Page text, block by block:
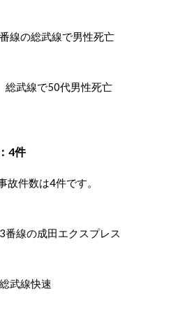
の総武線で男性死亡
武線で50代男性死亡
4件
件数は4件です。
線の成田エクスプレス
武線快速